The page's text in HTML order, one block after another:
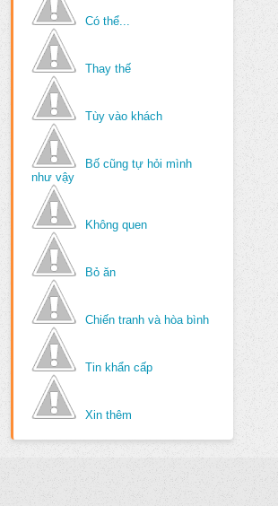
Có thể...
Thay thế
Tùy vào khách
Bố cũng tự hỏi mình
như vậy
Không quen
Bỏ ăn
Chiến tranh và hòa bình
Tin khẩn cấp
Xin thêm